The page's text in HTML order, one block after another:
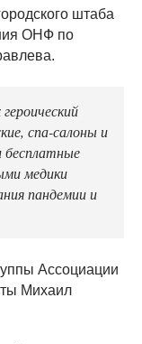
штаба
ОНФ по
спа-салоны и
бесплатные
медики
пандемии и
Ассоциации
Михаил